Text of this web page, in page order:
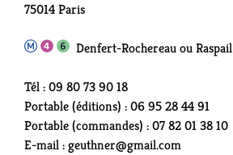
75014 Paris
Denfert-Rochereau ou Raspail
Tél : 09 80 73 90 18
Portable (éditions) : 06 95 28 44 91
Portable (commandes) : 07 82 01 38 10
E-mail : geuthner@gmail.com